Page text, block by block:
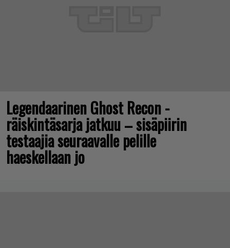
Legendaarinen Ghost Recon -
räiskintäsarja jatkuu – sisäpiirin
testaajia seuraavalle pelille
haeskellaan jo